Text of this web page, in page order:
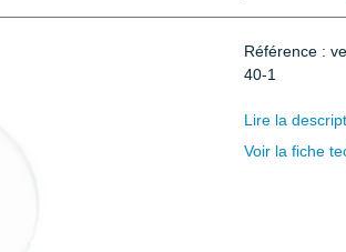
Référence :
40-1
Lire la
Voir la fiche